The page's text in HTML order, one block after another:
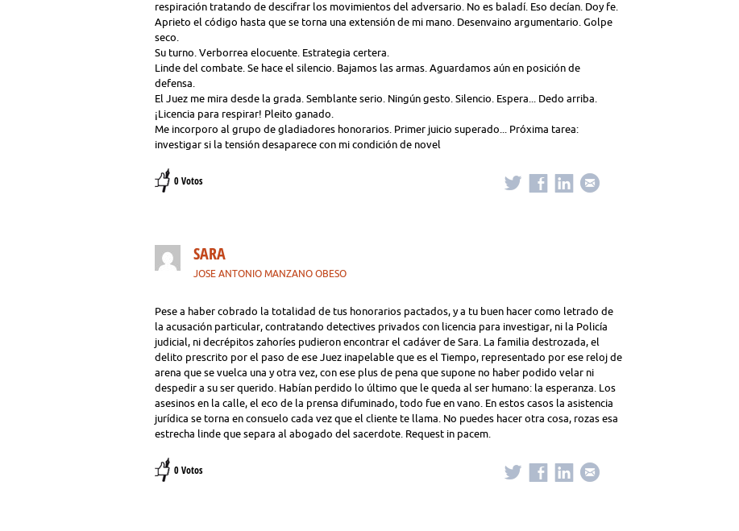
respiración tratando de descifrar los movimientos del adversario. No es baladí. Eso decían. Doy fe.
Aprieto el código hasta que se torna una extensión de mi mano. Desenvaino argumentario. Golpe
seco.
Su turno. Verborrea elocuente. Estrategia certera.
Linde del combate. Se hace el silencio. Bajamos las armas. Aguardamos aún en posición de
defensa.
El Juez me mira desde la grada. Semblante serio. Ningún gesto. Silencio. Espera... Dedo arriba.
¡Licencia para respirar! Pleito ganado.
Me incorporo al grupo de gladiadores honorarios. Primer juicio superado... Próxima tarea:
investigar si la tensión desaparece con mi condición de novel
0 Votos
SARA
JOSE ANTONIO MANZANO OBESO
Pese a haber cobrado la totalidad de tus honorarios pactados, y a tu buen hacer como letrado de
la acusación particular, contratando detectives privados con licencia para investigar, ni la Policía
judicial, ni decrépitos zahoríes pudieron encontrar el cadáver de Sara. La familia destrozada, el
delito prescrito por el paso de ese Juez inapelable que es el Tiempo, representado por ese reloj de
arena que se vuelca una y otra vez, con ese plus de pena que supone no haber podido velar ni
despedir a su ser querido. Habían perdido lo último que le queda al ser humano: la esperanza. Los
asesinos en la calle, el eco de la prensa difuminado, todo fue en vano. En estos casos la asistencia
jurídica se torna en consuelo cada vez que el cliente te llama. No puedes hacer otra cosa, rozas esa
estrecha linde que separa al abogado del sacerdote. Request in pacem.
0 Votos